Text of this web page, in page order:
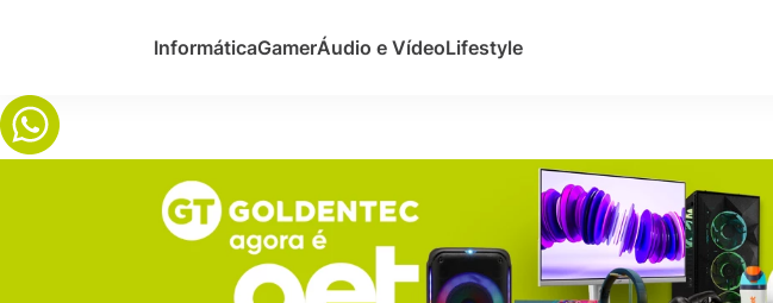
InformáticaGamerÁudio e VídeoLifestyle